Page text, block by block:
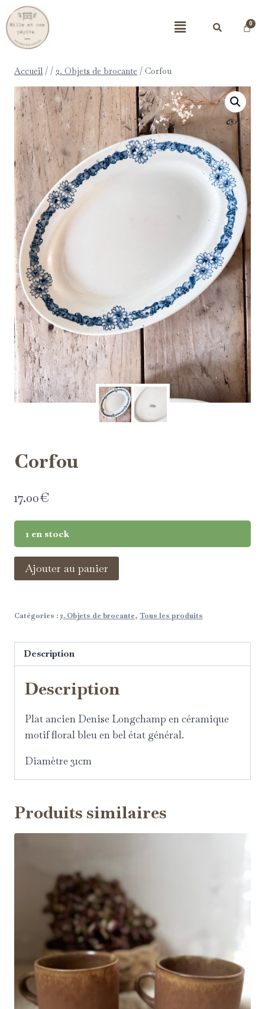
Accueil / / 2. Objets de brocante / Corfou
Corfou
17.00€
1 en stock
Ajouter au panier
Catégories : 2. Objets de brocante, Tous les produits
Description
Description
Plat ancien Denise Longchamp en céramique
motif floral bleu en bel état général.
Diamètre 31cm
Produits similaires